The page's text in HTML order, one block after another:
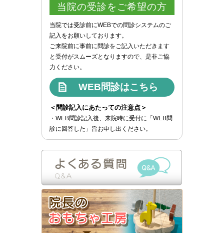
当院の受診をご希望の方
当院では受診前にWEBでの問診システムのご
記入をお願いしております。
ご来院前に事前に問診をご記入いただきます
と受付がスムーズとなりますので、是非ご協
力ください。
WEB問診はこちら
＜問診記入にあたっての注意点＞
・WEB問診記入後、来院時に受付に「WEB問
診に回答した」旨お申し出ください。